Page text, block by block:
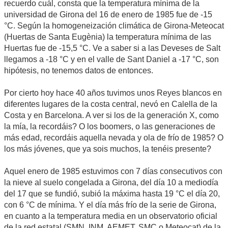
recuerdo cuál, consta que la temperatura mínima de la
universidad de Girona del 16 de enero de 1985 fue de -15
°C. Según la homogeneización climática de Girona-Meteocat
(Huertas de Santa Eugènia) la temperatura mínima de las
Huertas fue de -15,5 °C. Ve a saber si a las Deveses de Salt
llegamos a -18 °C y en el valle de Sant Daniel a -17 °C, son
hipótesis, no tenemos datos de entonces.
Por cierto hoy hace 40 años tuvimos unos Reyes blancos en
diferentes lugares de la costa central, nevó en Calella de la
Costa y en Barcelona. A ver si los de la generación X, como
la mía, la recordáis? O los boomers, o las generaciones de
más edad, recordáis aquella nevada y ola de frío de 1985? O
los más jóvenes, que ya sois muchos, la tenéis presente?
Aquel enero de 1985 estuvimos con 7 días consecutivos con
la nieve al suelo congelada a Girona, del día 10 a mediodía
del 17 que se fundió, subió la máxima hasta 19 °C el día 20,
con 6 °C de mínima. Y el día más frío de la serie de Girona,
en cuanto a la temperatura media en un observatorio oficial